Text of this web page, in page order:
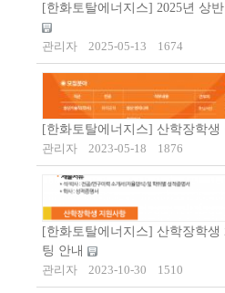
[한화토탈에너지스] 2025년 상
관리자 2025-05-13 1674
[한화토탈에너지스] 산학장학생
관리자
2023-05-18 1876
[한화토탈에너지스] 산학장학생
팅 안내
관리자
2023-10-30 1510